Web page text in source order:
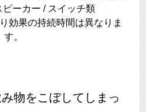
ピーカー / スイッチ類
効果の持続時間は異なりま
す。
物をこぼしてしまっ